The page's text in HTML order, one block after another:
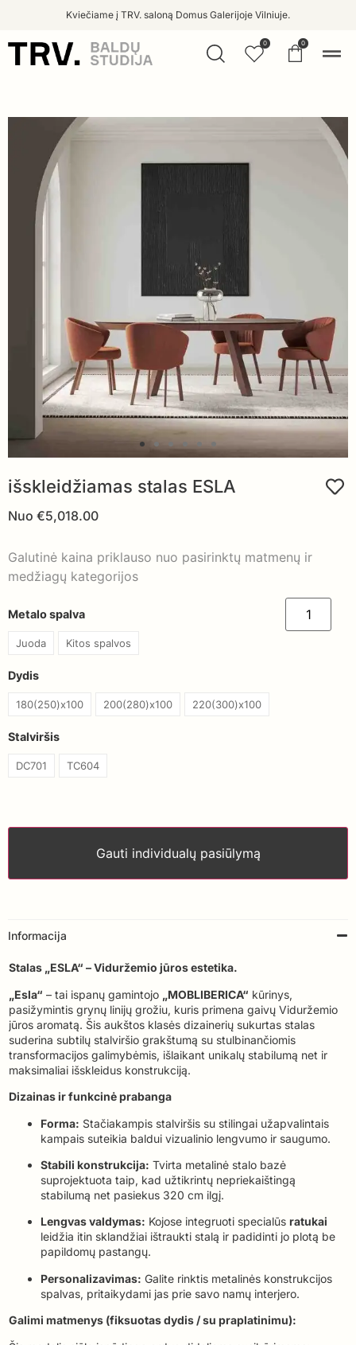
Kviečiame į TRV. saloną Domus Galerijoje Vilniuje.
0 0
išskleidžiamas stalas ESLA
Nuo €5,018.00
Galutinė kaina priklauso nuo pasirinktų matmenų ir
medžiagų kategorijos
Metalo spalva
Juoda Kitos spalvos
Dydis
180(250)x100 200(280)x100 220(300)x100
Stalviršis
DC701 TC604
Gauti individualų pasiūlymą
Informacija
Stalas „ESLA“ – Viduržemio jūros estetika.
„Esla“ – tai ispanų gamintojo „MOBLIBERICA“ kūrinys,
pasižymintis grynų linijų grožiu, kuris primena gaivų Viduržemio
jūros aromatą. Šis aukštos klasės dizainerių sukurtas stalas
suderina subtilų stalviršio grakštumą su stulbinančiomis
transformacijos galimybėmis, išlaikant unikalų stabilumą net ir
maksimaliai išskleidus konstrukciją.
Dizainas ir funkcinė prabanga
Forma: Stačiakampis stalviršis su stilingai užapvalintais
kampais suteikia baldui vizualinio lengvumo ir saugumo.
Stabili konstrukcija: Tvirta metalinė stalo bazė
suprojektuota taip, kad užtikrintų nepriekaištingą
stabilumą net pasiekus 320 cm ilgį.
Lengvas valdymas: Kojose integruoti specialūs ratukai
leidžia itin sklandžiai ištraukti stalą ir padidinti jo plotą be
papildomų pastangų.
Personalizavimas: Galite rinktis metalinės konstrukcijos
spalvas, pritaikydami jas prie savo namų interjero.
Galimi matmenys (fiksuotas dydis / su praplatinimu):